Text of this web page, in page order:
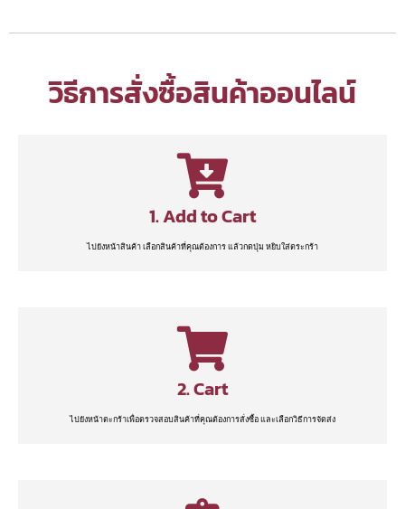
วิธีการสั่งซื้อสินค้าออนไลน์
1. Add to Cart
ไปยังหน้าสินค้า เลือกสินค้าที่คุณต้องการ แล้วกดปุ่ม หยิบใส่ตระกร้า
2. Cart
ไปยังหน้าตะกร้าเพื่อตรวจสอบสินค้าที่คุณต้องการสั่งซื้อ และเลือกวิธีการจัดส่ง